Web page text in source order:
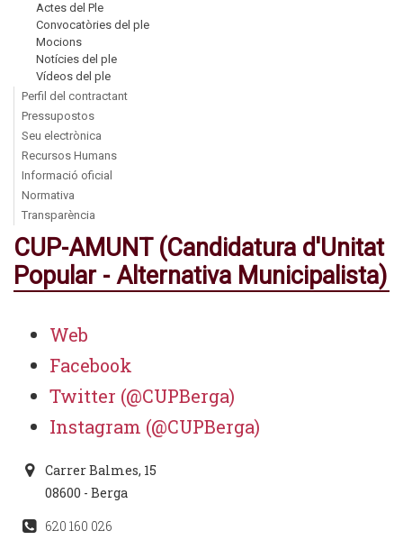
Actes del Ple
Convocatòries del ple
Mocions
Notícies del ple
Vídeos del ple
Perfil del contractant
Pressupostos
Seu electrònica
Recursos Humans
Informació oficial
Normativa
Transparència
CUP-AMUNT (Candidatura d'Unitat
Popular - Alternativa Municipalista)
Web
Facebook
Twitter (@CUPBerga)
Instagram (@CUPBerga)
Carrer Balmes, 15
08600 - Berga
620 160 026